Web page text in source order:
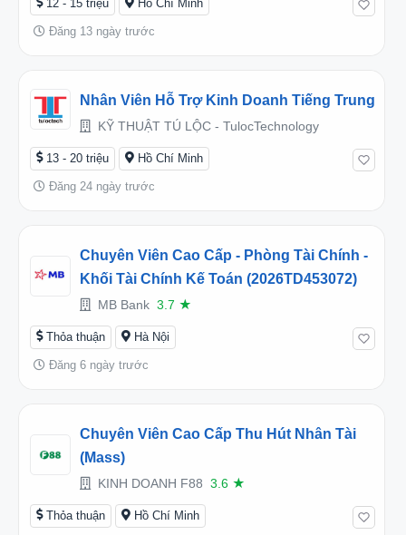
12 - 15 triệu Hồ Chí Minh
Đăng 13 ngày trước
Nhân Viên Hỗ Trợ Kinh Doanh Tiếng Trung
KỸ THUẬT TÚ LỘC - TulocTechnology
13 - 20 triệu Hồ Chí Minh
Đăng 24 ngày trước
Chuyên Viên Cao Cấp - Phòng Tài Chính -
Khối Tài Chính Kế Toán (2026TD453072)
MB Bank 3.7 ★
Thỏa thuận Hà Nội
Đăng 6 ngày trước
Chuyên Viên Cao Cấp Thu Hút Nhân Tài
(Mass)
KINH DOANH F88 3.6 ★
Thỏa thuận Hồ Chí Minh